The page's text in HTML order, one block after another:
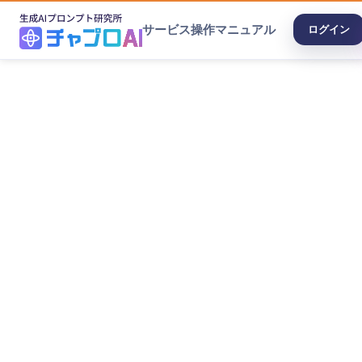
サービス操作マニュアル ログイン